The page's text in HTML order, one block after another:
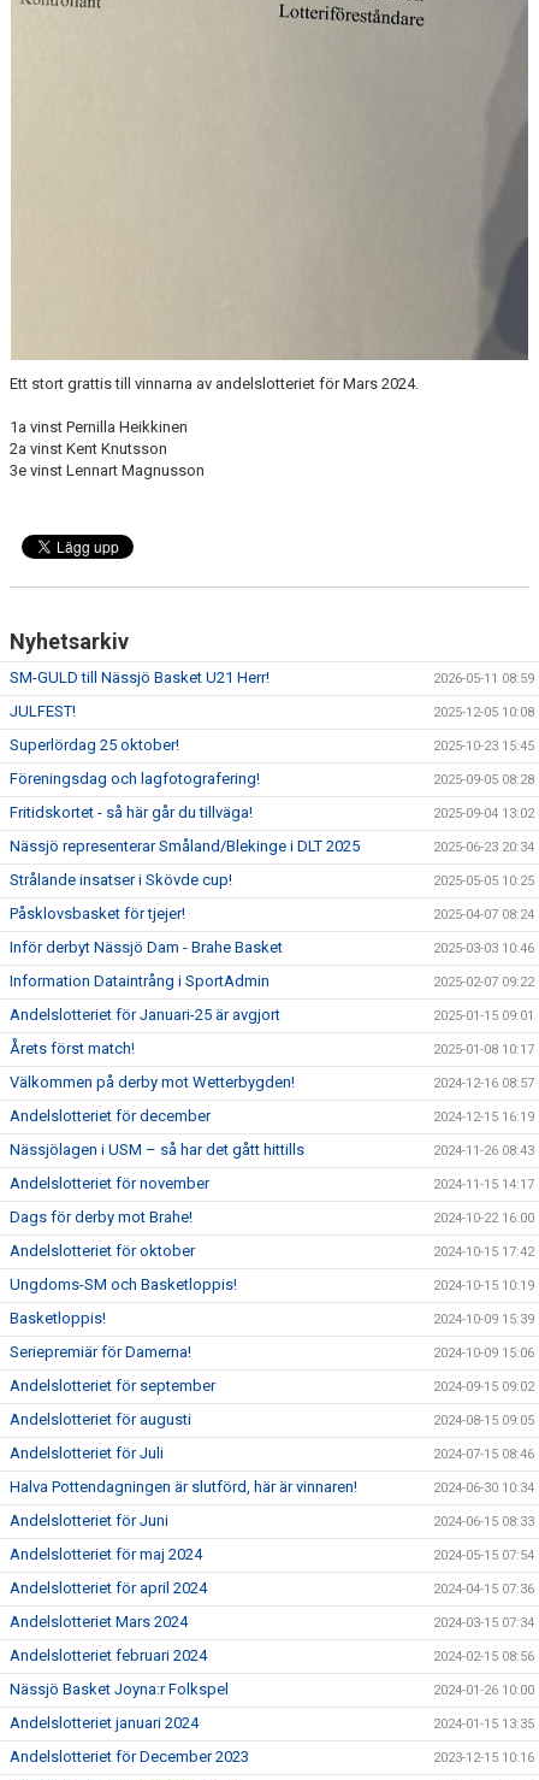
Ett stort grattis till vinnarna av andelslotteriet för Mars 2024.
1a vinst Pernilla Heikkinen
2a vinst Kent Knutsson
3e vinst Lennart Magnusson
Nyhetsarkiv
SM-GULD till Nässjö Basket U21 Herr! 2026-05-11 08:59
JULFEST! 2025-12-05 10:08
Superlördag 25 oktober! 2025-10-23 15:45
Föreningsdag och lagfotografering! 2025-09-05 08:28
Fritidskortet - så här går du tillväga! 2025-09-04 13:02
Nässjö representerar Småland/Blekinge i DLT 2025 2025-06-23 20:34
Strålande insatser i Skövde cup! 2025-05-05 10:25
Påsklovsbasket för tjejer! 2025-04-07 08:24
Inför derbyt Nässjö Dam - Brahe Basket 2025-03-03 10:46
Information Dataintrång i SportAdmin 2025-02-07 09:22
Andelslotteriet för Januari-25 är avgjort 2025-01-15 09:01
Årets först match! 2025-01-08 10:17
Välkommen på derby mot Wetterbygden! 2024-12-16 08:57
Andelslotteriet för december 2024-12-15 16:19
Nässjölagen i USM – så har det gått hittills 2024-11-26 08:43
Andelslotteriet för november 2024-11-15 14:17
Dags för derby mot Brahe! 2024-10-22 16:00
Andelslotteriet för oktober 2024-10-15 17:42
Ungdoms-SM och Basketloppis! 2024-10-15 10:19
Basketloppis! 2024-10-09 15:39
Seriepremiär för Damerna! 2024-10-09 15:06
Andelslotteriet för september 2024-09-15 09:02
Andelslotteriet för augusti 2024-08-15 09:05
Andelslotteriet för Juli 2024-07-15 08:46
Halva Pottendagningen är slutförd, här är vinnaren! 2024-06-30 10:34
Andelslotteriet för Juni 2024-06-15 08:33
Andelslotteriet för maj 2024 2024-05-15 07:54
Andelslotteriet för april 2024 2024-04-15 07:36
Andelslotteriet Mars 2024 2024-03-15 07:34
Andelslotteriet februari 2024 2024-02-15 08:56
Nässjö Basket Joyna:r Folkspel 2024-01-26 10:00
Andelslotteriet januari 2024 2024-01-15 13:35
Andelslotteriet för December 2023 2023-12-15 10:16